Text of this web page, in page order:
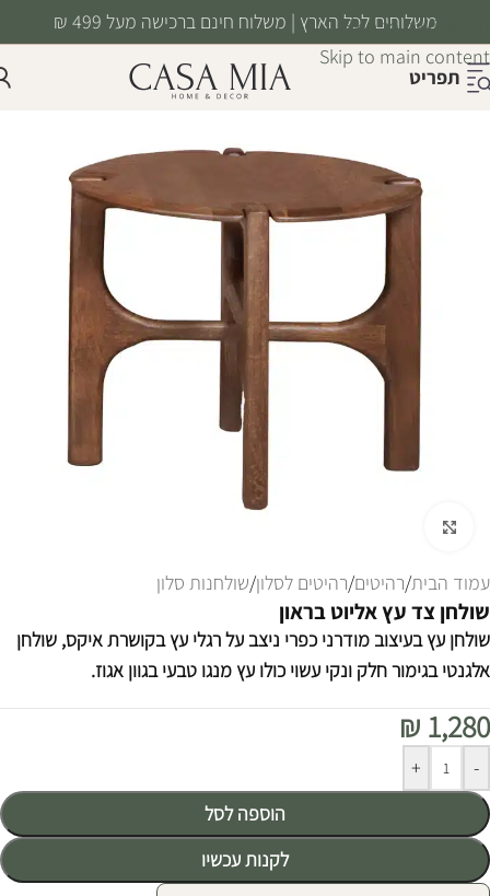
Skip to navigation
Skip to main content
משלוחים לכל הארץ | משלוח חינם ברכישה מעל 499 ₪
תפריט
עמוד הבית/רהיטים/רהיטים לסלון/שולחנות סלון
שולחן צד עץ אליוט בראון
שולחן עץ בעיצוב מודרני כפרי ניצב על רגלי עץ בקושרת איקס, שולחן
אלגנטי בגימור חלק ונקי עשוי כולו עץ מנגו טבעי בגוון אגוז.
₪ 1,280
-
+
הוספה לסל
לקנות עכשיו
Alternative: